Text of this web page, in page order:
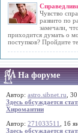
Чувство
развито по
замечали,
приходится думать о
поступков? Пройдите
На форуме
Автор: astro.sibnet.ru ,
Здесь обсуждается
Хиромантии
Автор: 271033511
, 16
Здесь обсуждается